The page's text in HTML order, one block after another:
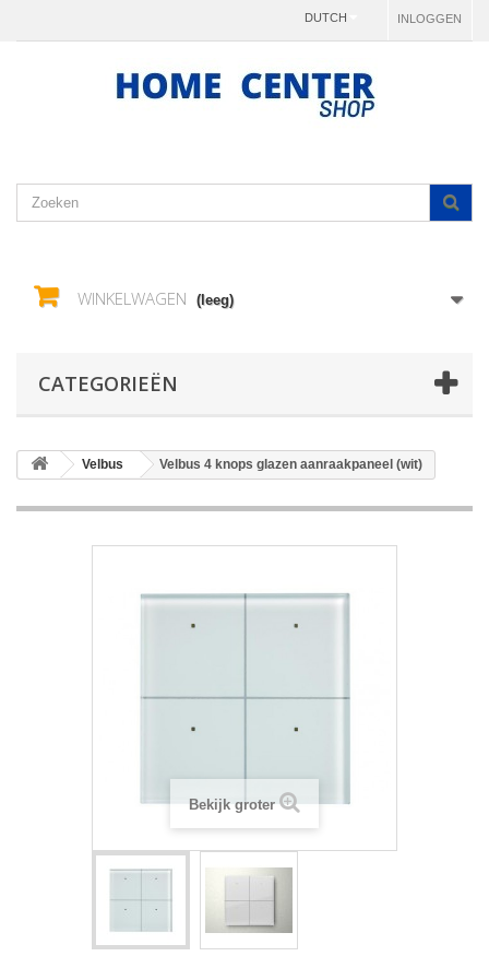
INLOGGEN
DUTCH
WINKELWAGEN (leeg)
CATEGORIEËN
Velbus Velbus 4 knops glazen aanraakpaneel (wit)
Bekijk groter